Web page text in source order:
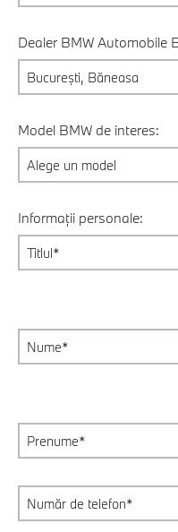
Dealer BMW Automobile
Model BMW de interes:
Informații personale: